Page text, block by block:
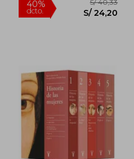
40%
dcto.
S/ 40,33
S/ 24,20